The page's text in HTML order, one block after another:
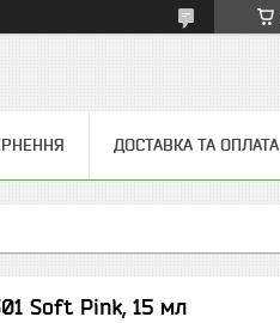
ДОСТАВКА ТА ОПЛАТА
Soft Pink, 15 мл